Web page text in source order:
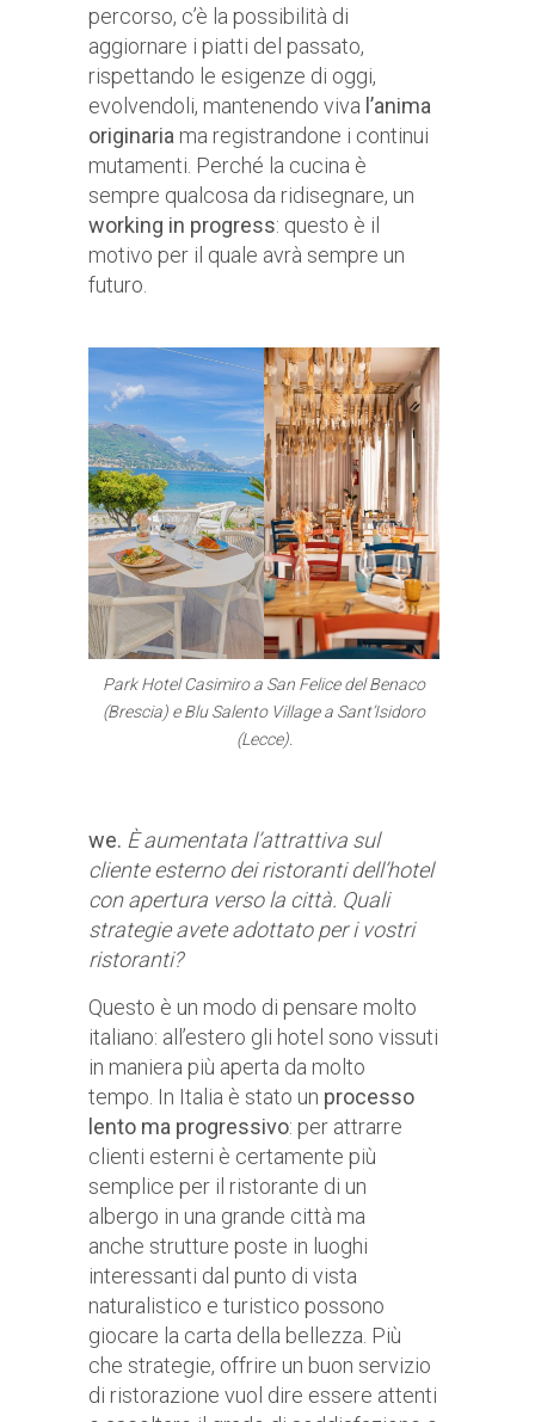
percorso, c’è la possibilità di
aggiornare i piatti del passato,
rispettando le esigenze di oggi,
evolvendoli, mantenendo viva l’anima
originaria ma registrandone i continui
mutamenti. Perché la cucina è
sempre qualcosa da ridisegnare, un
working in progress: questo è il
motivo per il quale avrà sempre un
futuro.
Park Hotel Casimiro a San Felice del Benaco
(Brescia) e Blu Salento Village a Sant’Isidoro
(Lecce).
we. È aumentata l’attrattiva sul
cliente esterno dei ristoranti dell’hotel
con apertura verso la città. Quali
strategie avete adottato per i vostri
ristoranti?
Questo è un modo di pensare molto
italiano: all’estero gli hotel sono vissuti
in maniera più aperta da molto
tempo. In Italia è stato un processo
lento ma progressivo: per attrarre
clienti esterni è certamente più
semplice per il ristorante di un
albergo in una grande città ma
anche strutture poste in luoghi
interessanti dal punto di vista
naturalistico e turistico possono
giocare la carta della bellezza. Più
che strategie, offrire un buon servizio
di ristorazione vuol dire essere attenti